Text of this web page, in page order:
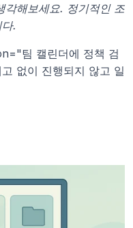
각해보세요. 정기적인 조
.
팀 캘린더에 정책 검
없이 진행되지 않고 일